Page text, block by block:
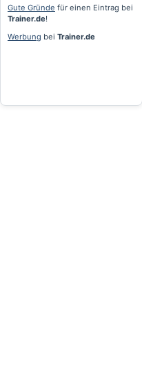
Gute Gründe für einen Eintrag bei
Trainer.de!
Werbung bei Trainer.de